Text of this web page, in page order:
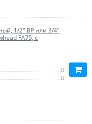
1/2" ВР или 3/4"
FA75, с
0
0